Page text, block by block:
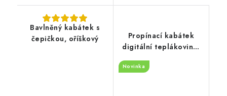
Bavlněný kabátek s
čepičkou, oříškový
Propínací kabátek
digitální teplákovina,
medvědí holčička
Novinka